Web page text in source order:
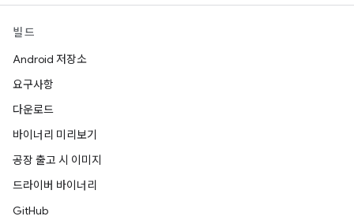
빌드
Android 저장소
요구사항
다운로드
바이너리 미리보기
공장 출고 시 이미지
드라이버 바이너리
GitHub